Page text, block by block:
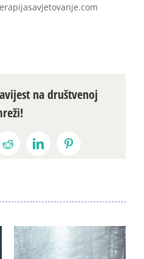
na društvenoj
RedditLinkedInPinterest